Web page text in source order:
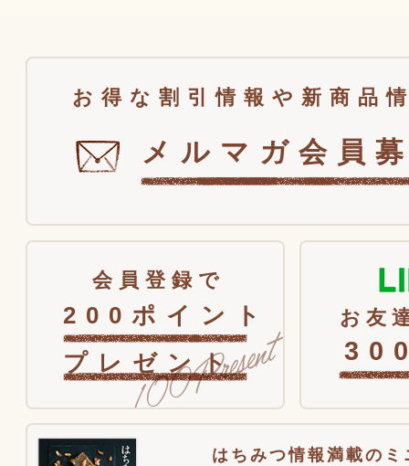
お得な割引情報や新商品
メルマガ会員
会員登録で
200ポイント
プレゼント
お友
はちみつ情報満載のミ